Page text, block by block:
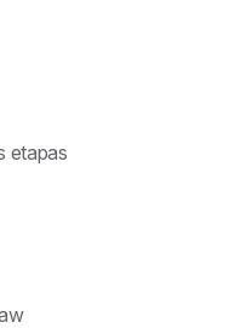
etapas